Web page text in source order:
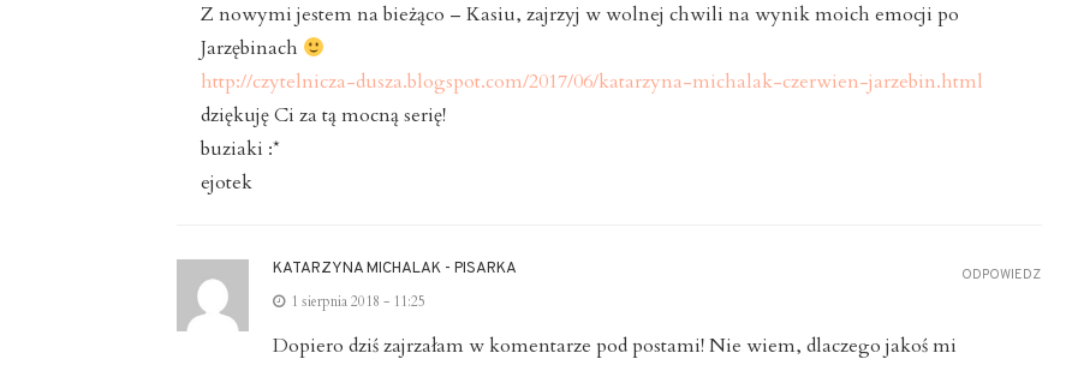
Z nowymi jestem na bieżąco – Kasiu, zajrzyj w wolnej chwili na wynik moich emocji po
Jarzębinach
http://czytelnicza-dusza.blogspot.com/2017/06/katarzyna-michalak-czerwien-jarzebin.html
dziękuję Ci za tą mocną serię!
buziaki :*
ejotek
KATARZYNA MICHALAK - PISARKA
1 sierpnia 2018 - 11:25
Dopiero dziś zajrzałam w komentarze pod postami! Nie wiem, dlaczego jakoś mi
ODPOWIEDZ